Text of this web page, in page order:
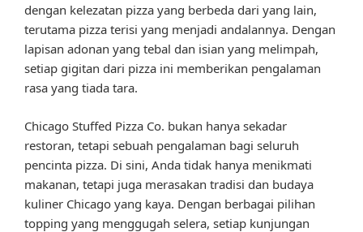
dengan kelezatan pizza yang berbeda dari yang lain,
terutama pizza terisi yang menjadi andalannya. Dengan
lapisan adonan yang tebal dan isian yang melimpah,
setiap gigitan dari pizza ini memberikan pengalaman
rasa yang tiada tara.
Chicago Stuffed Pizza Co. bukan hanya sekadar
restoran, tetapi sebuah pengalaman bagi seluruh
pencinta pizza. Di sini, Anda tidak hanya menikmati
makanan, tetapi juga merasakan tradisi dan budaya
kuliner Chicago yang kaya. Dengan berbagai pilihan
topping yang menggugah selera, setiap kunjungan